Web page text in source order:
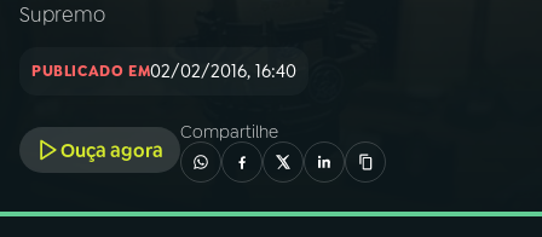
INÍCIO
A RÁDIO
03PROGRAMAÇÃO
Supremo
PUBLICADO EM02/02/2016, 16:40
Ouça agora
Compartilhe